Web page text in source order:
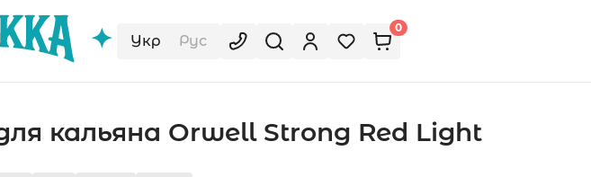
Укр Рус
0
кальяна Orwell Strong Red Light